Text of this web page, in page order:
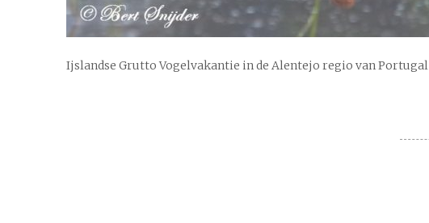
Ijslandse Grutto Vogelvakantie in de Alentejo regio van Portugal